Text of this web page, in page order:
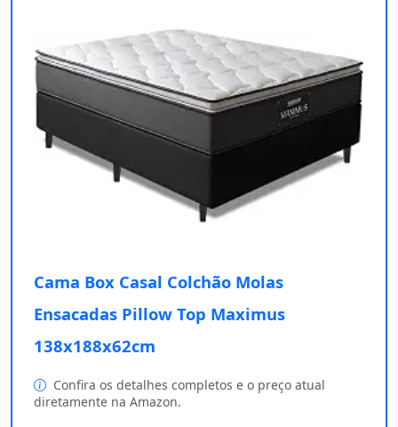
Cama Box Casal Colchão Molas
Ensacadas Pillow Top Maximus
138x188x62cm
Confira os detalhes completos e o preço atual
diretamente na Amazon.